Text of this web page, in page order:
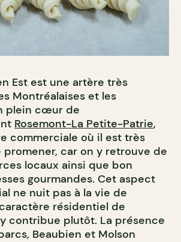
Est est une artère très
Montréalaises et les
plein cœur de
Rosemont-La Petite-Patrie,
commerciale où il est très
promener, car on y retrouve de
locaux ainsi que bon
gourmandes. Cet aspect
ne nuit pas à la vie de
résidentiel de
y contribue plutôt. La présence
Beaubien et Molson